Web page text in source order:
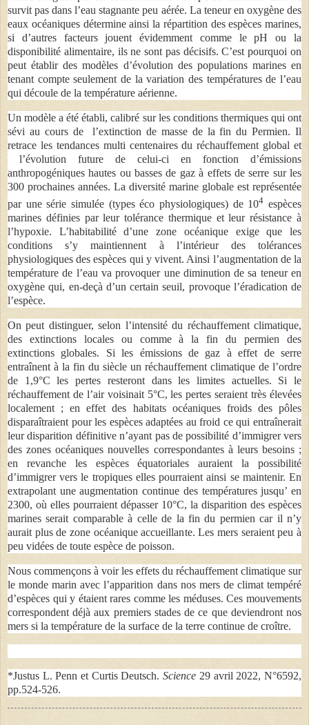
survit pas dans l’eau stagnante peu aérée. La teneur en oxygène des
eaux océaniques détermine ainsi la répartition des espèces marines,
si d’autres facteurs jouent évidemment comme le pH ou la
disponibilité alimentaire, ils ne sont pas décisifs. C’est pourquoi on
peut établir des modèles d’évolution des populations marines en
tenant compte seulement de la variation des températures de l’eau
qui découle de la température aérienne.
Un modèle a été établi, calibré sur les conditions thermiques qui ont
sévi au cours de l’extinction de masse de la fin du Permien. Il
retrace les tendances multi centenaires du réchauffement global et
l’évolution future de celui-ci en fonction d’émissions
anthropogéniques hautes ou basses de gaz à effets de serre sur les
300 prochaines années. La diversité marine globale est représentée
par une série simulée (types éco physiologiques) de 104 espèces
marines définies par leur tolérance thermique et leur résistance à
l’hypoxie. L’habitabilité d’une zone océanique exige que les
conditions s’y maintiennent à l’intérieur des tolérances
physiologiques des espèces qui y vivent. Ainsi l’augmentation de la
température de l’eau va provoquer une diminution de sa teneur en
oxygène qui, en-deçà d’un certain seuil, provoque l’éradication de
l’espèce.
On peut distinguer, selon l’intensité du réchauffement climatique,
des extinctions locales ou comme à la fin du permien des
extinctions globales. Si les émissions de gaz à effet de serre
entraînent à la fin du siècle un réchauffement climatique de l’ordre
de 1,9°C les pertes resteront dans les limites actuelles. Si le
réchauffement de l’air voisinait 5°C, les pertes seraient très élevées
localement ; en effet des habitats océaniques froids des pôles
disparaîtraient pour les espèces adaptées au froid ce qui entraînerait
leur disparition définitive n’ayant pas de possibilité d’immigrer vers
des zones océaniques nouvelles correspondantes à leurs besoins ;
en revanche les espèces équatoriales auraient la possibilité
d’immigrer vers le tropiques elles pourraient ainsi se maintenir. En
extrapolant une augmentation continue des températures jusqu’ en
2300, où elles pourraient dépasser 10°C, la disparition des espèces
marines serait comparable à celle de la fin du permien car il n’y
aurait plus de zone océanique accueillante. Les mers seraient peu à
peu vidées de toute espèce de poisson.
Nous commençons à voir les effets du réchauffement climatique sur
le monde marin avec l’apparition dans nos mers de climat tempéré
d’espèces qui y étaient rares comme les méduses. Ces mouvements
correspondent déjà aux premiers stades de ce que deviendront nos
mers si la température de la surface de la terre continue de croître.
*Justus L. Penn et Curtis Deutsch.Science 29 avril 2022, N°6592,
pp.524-526.